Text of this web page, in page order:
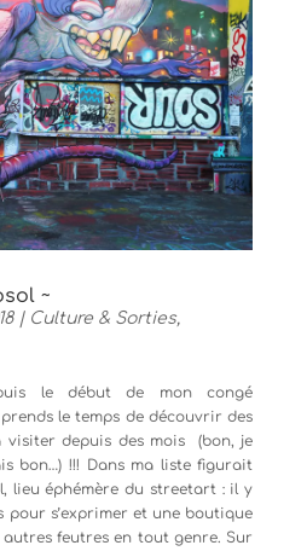
~
| Culture & Sorties,
le début de mon congé
le temps de découvrir des
visiter depuis des mois (bon, je
bon…) !!! Dans ma liste figurait
lieu éphémère du streetart : il y
pour s’exprimer et une boutique
feutres en tout genre. Sur